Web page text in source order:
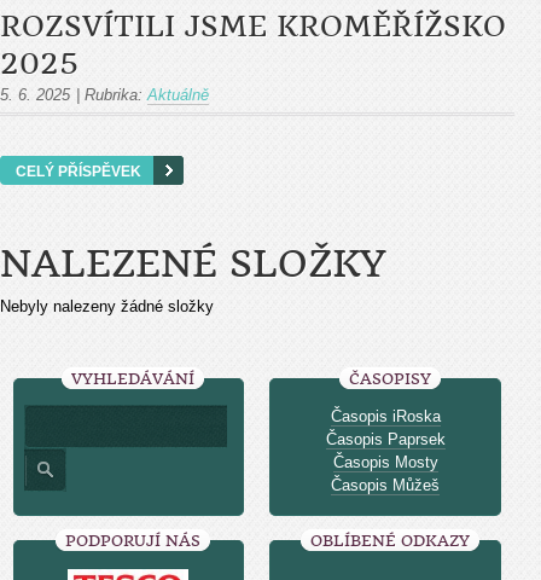
ROZSVÍTILI JSME KROMĚŘÍŽSKO
2025
5. 6. 2025 Rubrika: Aktuálně
CELÝ PŘÍSPĚVEK
NALEZENÉ SLOŽKY
Nebyly nalezeny žádné složky
VYHLEDÁVÁNÍ ČASOPISY
Časopis iRoska
Časopis Paprsek
Časopis Mosty
Časopis Můžeš
PODPORUJÍ NÁS OBLÍBENÉ ODKAZY